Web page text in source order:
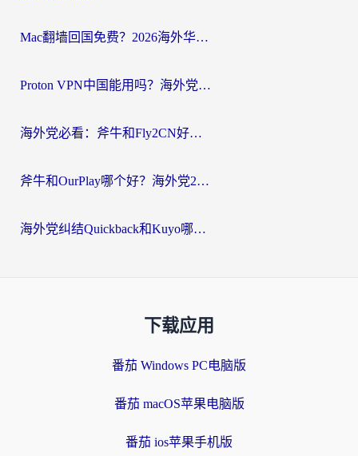
Mac翻墙回国免费？2026海外华人亲测：从CCTV5直播到国内APP，这样选加速器才靠谱
Proton VPN中国能用吗？海外党选回国加速器的避坑指南（附番茄加速器实测）
海外党必看：斧牛和Fly2CN好用吗？3招教你选对回国加速器（附免费试用攻略）
斧牛和OurPlay哪个好？海外党2026亲测：选对加速器，国内资源秒加载
海外党纠结Quickback和Kuyo哪个好？选对回国加速器才能无缝刷国内资源
下载应用
番茄 Windows PC电脑版
番茄 macOS苹果电脑版
番茄 ios苹果手机版